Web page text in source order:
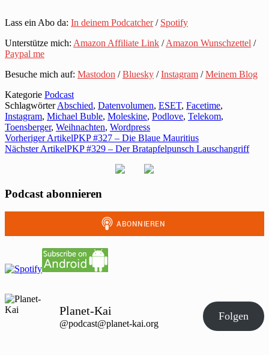
Lass ein Abo da: In deinem Podcatcher/ Spotify
Unterstütze mich: Amazon Affiliate Link /Amazon Wunschzettel /
Paypal me
Besuche mich auf: Mastodon /Bluesky /Instagram /Meinem Blog
Kategorie Podcast
SchlagwörterAbschied, Datenvolumen, ESET, Facetime,
Instagram, Michael Buble, Moleskine, Podlove, Telekom,
Toensberger, Weihnachten, Wordpress
Vorheriger ArtikelPKP #327 – Die Blaue Mauritius
Nächster ArtikelPKP #329 – Der Bratapfelpunsch Lauschangriff
Podcast abonnieren
Planet-Kai
@podcast@planet-kai.org
Folgen